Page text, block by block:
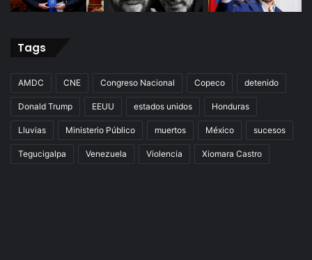
Tags
AMDC CNE Congreso Nacional Copeco detenido
Donald Trump EEUU estados unidos Honduras
Lluvias Ministerio Público muertos México sucesos
Tegucigalpa Venezuela Violencia Xiomara Castro